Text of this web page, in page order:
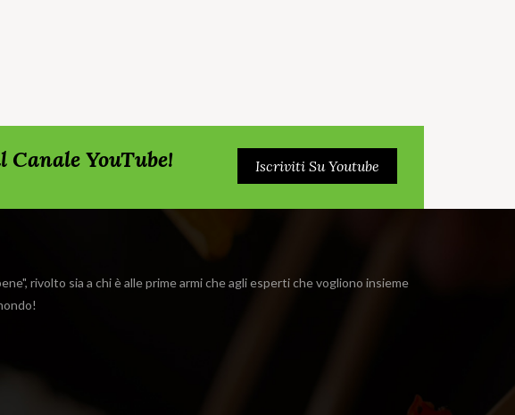
YouTube! Iscriviti Su Youtube
rivolto sia a chi è alle prime armi che agli esperti che vogliono insieme